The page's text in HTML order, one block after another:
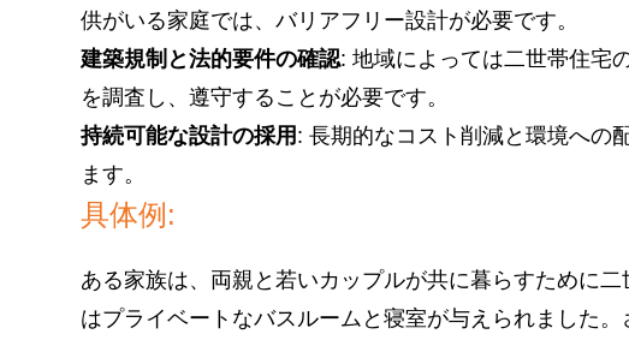
供がいる家庭では、バリアフリー設計が必要です。
建築規制と法的要件の確認: 地域によっては二世帯住宅
を調査し、遵守することが必要です。
持続可能な設計の採用 : 長期的なコスト削減と環境への
ます。
具体例:
ある家族は、両親と若いカップルが共に暮らすために
はプライベートなバスルームと寝室が与えられました